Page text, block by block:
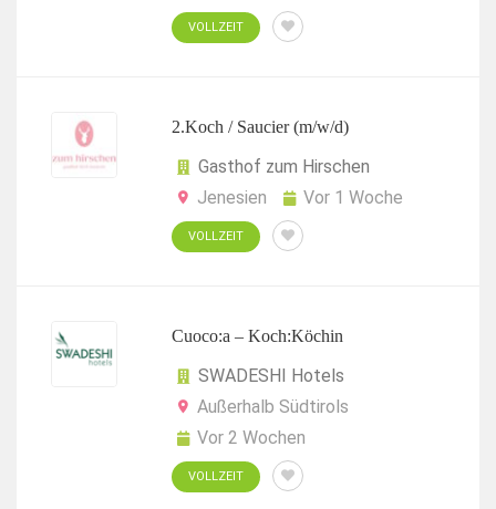
VOLLZEIT
2.Koch / Saucier (m/w/d)
Gasthof zum Hirschen
Jenesien
Vor 1 Woche
VOLLZEIT
Cuoco:a – Koch:Köchin
SWADESHI Hotels
Außerhalb Südtirols
Vor 2 Wochen
VOLLZEIT